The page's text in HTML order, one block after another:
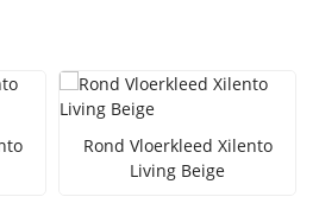
Rond Vloerkleed Xilento
Living Beige